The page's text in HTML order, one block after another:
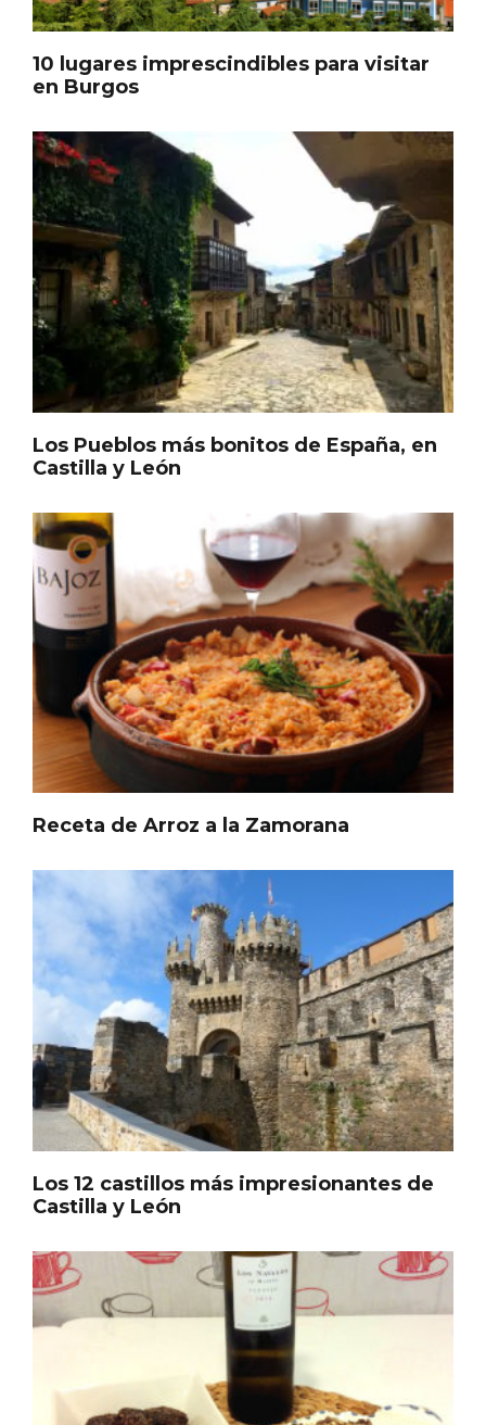
10 lugares imprescindibles para visitar
en Burgos
Los Pueblos más bonitos de España, en
Castilla y León
Receta de Arroz a la Zamorana
Los 12 castillos más impresionantes de
Castilla y León
Enoturismo visitando la Bodega Museo
La Olmilla, en Peñafiel
IGP Morcilla de Burgos triunfó en el
Salón Gourmet 2026